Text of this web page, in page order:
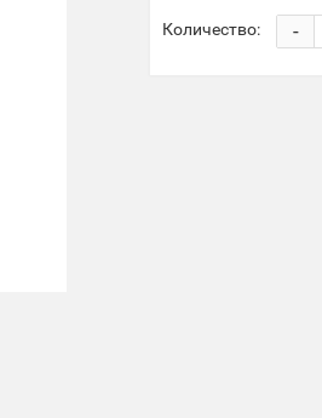
Количество: -